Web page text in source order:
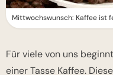
Mittwochswunsch: Kaffee ist
Für viele von uns
einer Tasse Kaffee.